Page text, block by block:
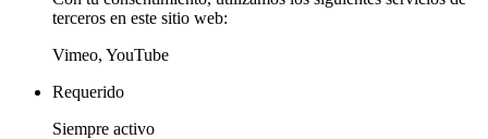
terceros en este sitio web:
Vimeo, YouTube
Requerido
Siempre activo